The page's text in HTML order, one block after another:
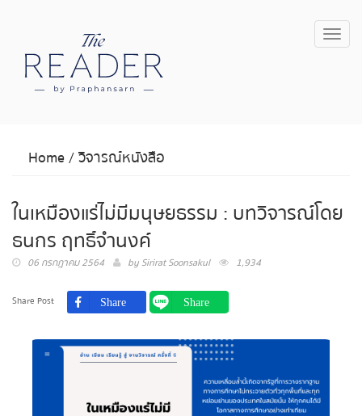
Home/วิจารณ์หนังสือ
ในเหมืองแร่ไม่มีมนุษยธรรม : บทวิจารณ์โดย
ธนกร ฤทธิ์จำนงค์
06 กรกฎาคม 2564 by Sirirat Soonsakul 1,934
Share Post